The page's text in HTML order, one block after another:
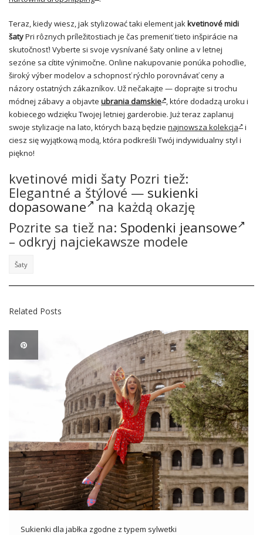
Teraz, kiedy wiesz, jak stylizować taki element jak kvetinové midi
šatyPri rôznych príležitostiach je čas premeniť tieto inšpirácie na
skutočnosť! Vyberte si svoje vysnívané šaty online a v letnej
sezóne sa cítite výnimočne. Online nakupovanie ponúka pohodlie,
široký výber modelov a schopnosť rýchlo porovnávať ceny a
názory ostatných zákazníkov. Už nečakajte — doprajte si trochu
módnej zábavy a objavte ubrania damskie , które dodadzą uroku i
kobiecego wdzięku Twojej letniej garderobie. Już teraz zaplanuj
swoje stylizacje na lato, których bazą będzie najnowsza kolekcja
i
ciesz się wyjątkową modą, która podkreśli Twój indywidualny styl i
piękno!
kvetinové midi šaty Pozri tiež:
Elegantné a štýlové — sukienki
dopasowane na każdą okazję
Pozrite sa tiež na: Spodenki jeansowe
– odkryj najciekawsze modele
Šaty
Related Posts
Sukienki dla jabłka zgodne z typem sylwetki